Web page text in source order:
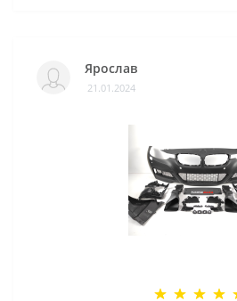
Ярослав
21.01.2024